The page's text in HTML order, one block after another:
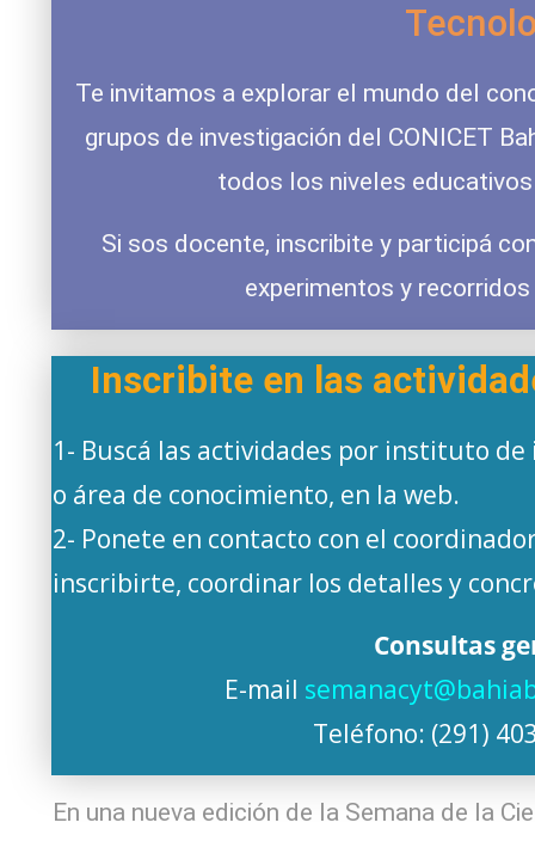
Te invitamos a explorar el mundo del
grupos de investigación del CONICET
todos los niveles
Si sos docente, inscribite y participá
experimentos y
Inscribite en las
1- Buscá las actividades por instituto
o área de conocimiento, en la web.
2- Ponete en contacto con el
inscribirte, coordinar los detalles y
Consultas
E-mail
Teléfono: (291)
En una nueva edición de la Semana de la